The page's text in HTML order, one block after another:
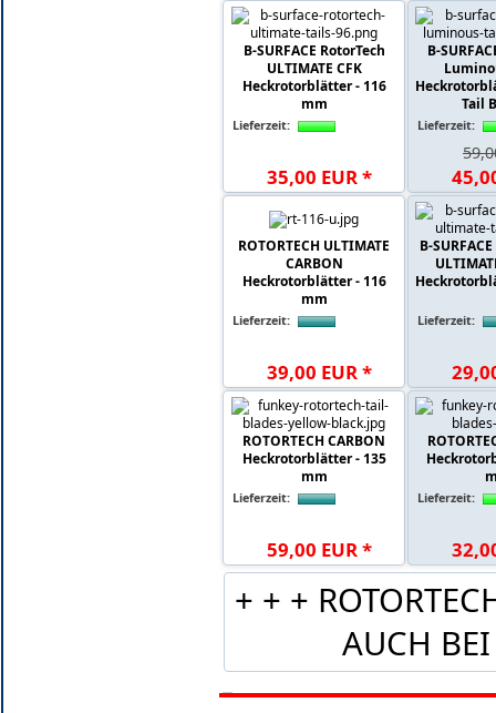
B-SURFACE RotorTech
ULTIMATE CFK
Heckrotorblätter - 116
mm
Lieferzeit:
35,00 EUR*
B-
Tail
Lieferzeit:
45,
ROTORTECH ULTIMATE
CARBON
Heckrotorblätter - 116
mm
Lieferzeit:
39,00 EUR*
B-
Lieferzeit:
29,
ROTORTECH CARBON
Heckrotorblätter - 135
mm
Lieferzeit:
59,00 EUR*
Lieferzeit:
32,
+ + +
AUCH